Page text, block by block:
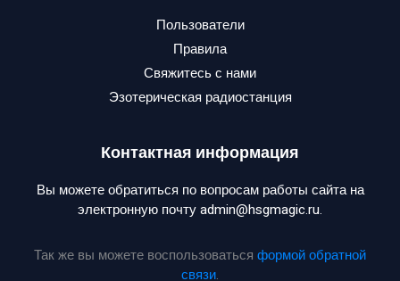
Пользователи
Правила
Свяжитесь с нами
Эзотерическая радиостанция
Контактная информация
Вы можете обратиться по вопросам работы сайта на
электронную почту admin@hsgmagic.ru.
Так же вы можете воспользоваться формой обратной
связи.